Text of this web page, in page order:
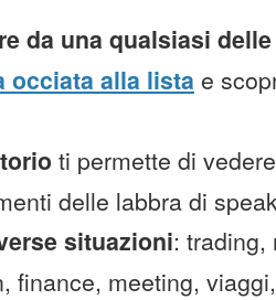
da una qualsiasi
occiata alla lista e
ti permette di
delle labbra di
situazioni: trading,
finance, meeting,